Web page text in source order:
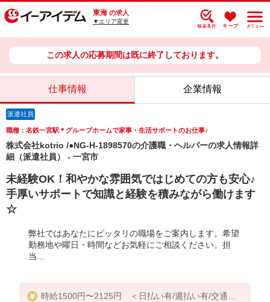
東海 の求人
▼エリア変更
この求人の応募期間は既に終了しております。
仕事情報 企業情報
派遣社員
職種：名鉄一宮駅＊グループホームで家事・生活サポートのお仕事♪
株式会社kotrio /●NG-H-1898570の介護職・ヘルパーの求人情報詳
細（派遣社員） - 一宮市
未経験OK！和やかな雰囲気ではじめての方も安心♪
手厚いサポートで知識と経験を積みながら働けます
☆
弊社ではあなたにピッタリの職場をご案内します。希望
勤務地や曜日・時間などお気軽にご相談ください。担
当...
時給1500円〜2125円 ＜日払い有/週払い有/交通費